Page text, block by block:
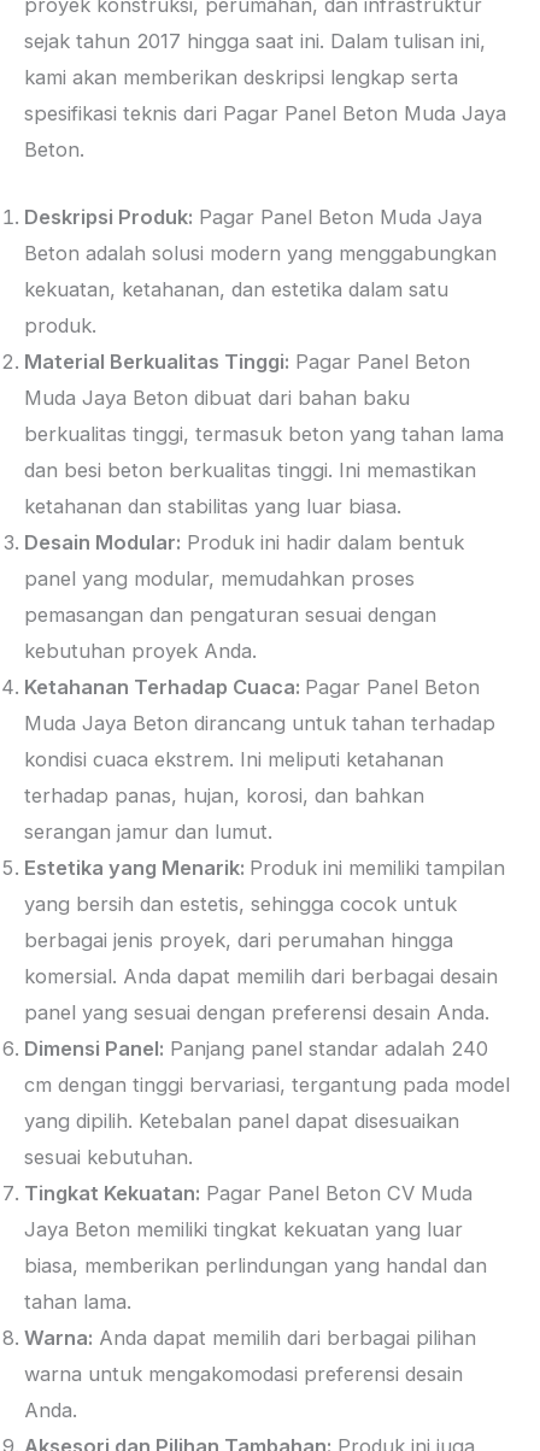
sejak tahun 2017 hingga saat ini. Dalam tulisan ini,
kami akan memberikan deskripsi lengkap serta
spesifikasi teknis dari Pagar Panel Beton Muda Jaya
Beton.
Deskripsi Produk: Pagar Panel Beton Muda Jaya
Beton adalah solusi modern yang menggabungkan
kekuatan, ketahanan, dan estetika dalam satu
produk.
Material Berkualitas Tinggi: Pagar Panel Beton
Muda Jaya Beton dibuat dari bahan baku
berkualitas tinggi, termasuk beton yang tahan lama
dan besi beton berkualitas tinggi. Ini memastikan
ketahanan dan stabilitas yang luar biasa.
Desain Modular: Produk ini hadir dalam bentuk
panel yang modular, memudahkan proses
pemasangan dan pengaturan sesuai dengan
kebutuhan proyek Anda.
Ketahanan Terhadap Cuaca: Pagar Panel Beton
Muda Jaya Beton dirancang untuk tahan terhadap
kondisi cuaca ekstrem. Ini meliputi ketahanan
terhadap panas, hujan, korosi, dan bahkan
serangan jamur dan lumut.
Estetika yang Menarik: Produk ini memiliki tampilan
yang bersih dan estetis, sehingga cocok untuk
berbagai jenis proyek, dari perumahan hingga
komersial. Anda dapat memilih dari berbagai desain
panel yang sesuai dengan preferensi desain Anda.
Dimensi Panel: Panjang panel standar adalah 240
cm dengan tinggi bervariasi, tergantung pada model
yang dipilih. Ketebalan panel dapat disesuaikan
sesuai kebutuhan.
Tingkat Kekuatan: Pagar Panel Beton CV Muda
Jaya Beton memiliki tingkat kekuatan yang luar
biasa, memberikan perlindungan yang handal dan
tahan lama.
Warna: Anda dapat memilih dari berbagai pilihan
warna untuk mengakomodasi preferensi desain
Anda.